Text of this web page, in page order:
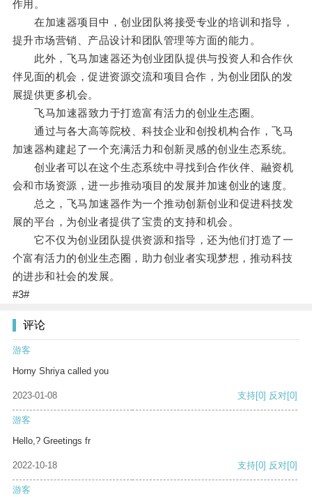
作用。
在加速器项目中，创业团队将接受专业的培训和指导，
提升市场营销、产品设计和团队管理等方面的能力。
此外，飞马加速器还为创业团队提供与投资人和合作伙
伴见面的机会，促进资源交流和项目合作，为创业团队的发
展提供更多机会。
飞马加速器致力于打造富有活力的创业生态圈。
通过与各大高等院校、科技企业和创投机构合作，飞马
加速器构建起了一个充满活力和创新灵感的创业生态系统。
创业者可以在这个生态系统中寻找到合作伙伴、融资机
会和市场资源，进一步推动项目的发展并加速创业的速度。
总之，飞马加速器作为一个推动创新创业和促进科技发
展的平台，为创业者提供了宝贵的支持和机会。
它不仅为创业团队提供资源和指导，还为他们打造了一
个富有活力的创业生态圈，助力创业者实现梦想，推动科技
的进步和社会的发展。
#3#
评论
游客
Horny Shriya called you
2023-01-08 支持[0] 反对[0]
游客
Hello,? Greetings fr
2022-10-18 支持[0] 反对[0]
游客